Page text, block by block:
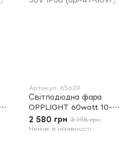
Артикул: 65639
Світлодіодна фара
OPPLIGHT 60watt 10-
30V IP68 (opl-47-60W)
2 580 грн 3 198 грн
Немає в наявності